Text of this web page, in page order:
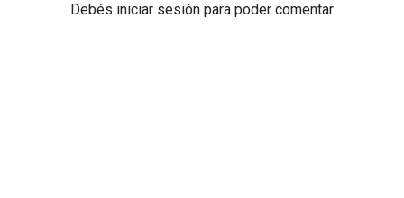
Debés iniciar sesión para poder comentar